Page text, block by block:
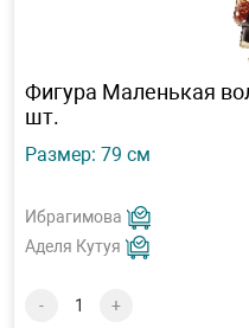
Фигура Маленькая
шт.
Размер: 79 см
Ибрагимова
Аделя Кутуя
- +